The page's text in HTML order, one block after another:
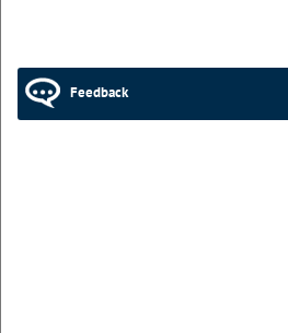
Feedback